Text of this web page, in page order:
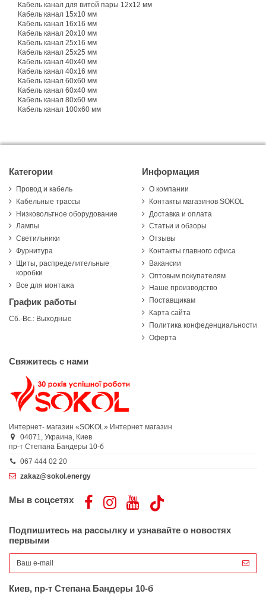
Кабель канал для витой пары 12х12 мм
Кабель канал 15х10 мм
Кабель канал 16х16 мм
Кабель канал 20х10 мм
Кабель канал 25х16 мм
Кабель канал 25х25 мм
Кабель канал 40х40 мм
Кабель канал 40х16 мм
Кабель канал 60х60 мм
Кабель канал 60х40 мм
Кабель канал 80х60 мм
Кабель канал 100х60 мм
Категории
Провод и кабель
Кабельные трассы
Низковольтное оборудование
Лампы
Светильники
Фурнитура
Щиты, распределительные
коробки
Все для монтажа
График работы
Сб.-Вс.: Выходные
Информация
О компании
Контакты магазинов SOKOL
Доставка и оплата
Статьи и обзоры
Отзывы
Контакты главного офиса
Вакансии
Оптовым покупателям
Наше производство
Поставщикам
Карта сайта
Политика конфеденциальности
Оферта
Свяжитесь с нами
Интернет- магазин «SOKOL» Интернет магазин
04071, Украина, Киев
пр-т Степана Бандеры 10-б
067 444 02 20
zakaz@sokol.energy
Мы в соцсетях
Подпишитесь на рассылку и узнавайте о новостях
первыми
Киев, пр-т Степана Бандеры 10-б